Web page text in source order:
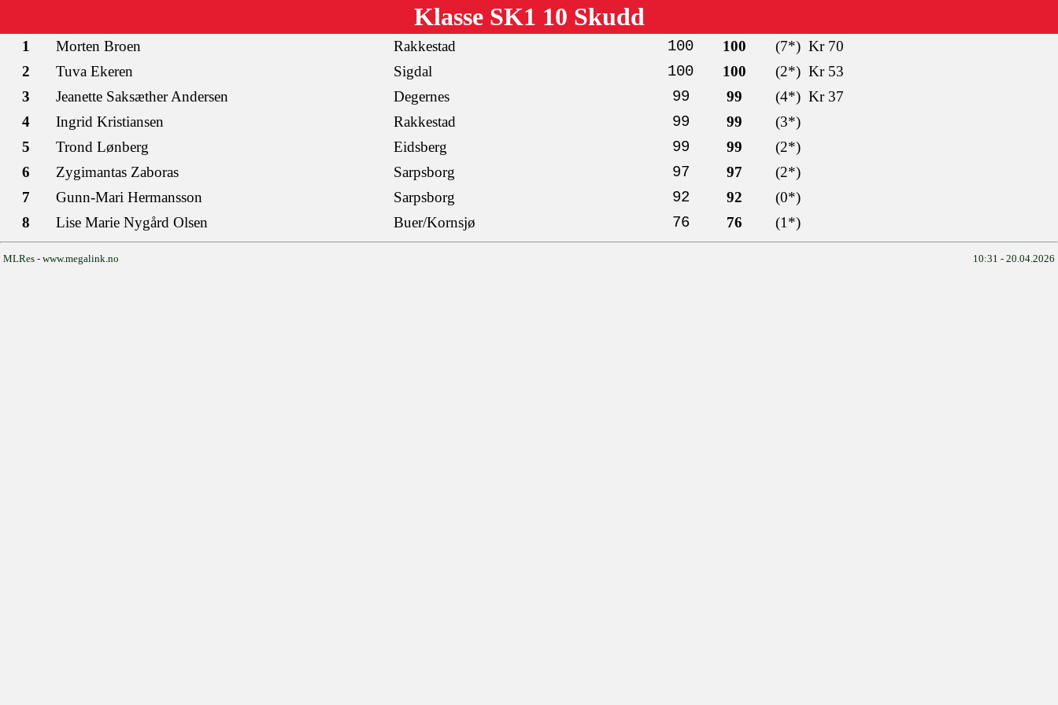
Klasse SK1 10 Skudd
1 Morten Broen Rakkestad 100 100 (7*) Kr 70
2
Tuva Ekeren Sigdal 100 100 (2*) Kr 53
3
Jeanette Saksæther Andersen Degernes 99 99 (4*) Kr 37
4
Ingrid Kristiansen Rakkestad 99 99
(3*)
5
Trond Lønberg Eidsberg 99 99
(2*)
6
Zygimantas Zaboras Sarpsborg 97 97
(2*)
7
Gunn-Mari Hermansson Sarpsborg 92 92
(0*)
8
Lise Marie Nygård Olsen Buer/Kornsjø 76 76 (1*)
MLRes - www.megalink.no 10:31 - 20.04.2026